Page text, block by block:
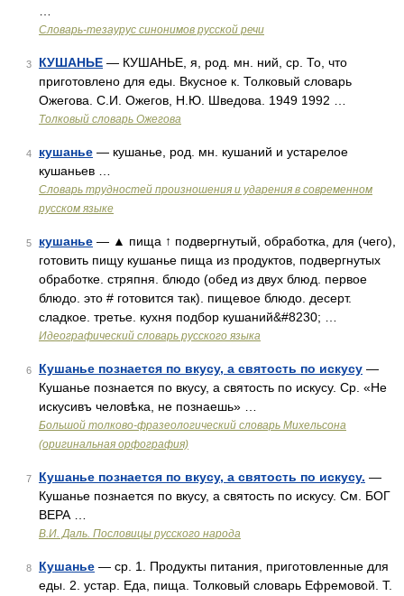
Словарь-тезаурус синонимов русской речи
3 КУШАНЬЕ — КУШАНЬЕ, я, род. мн. ний, ср. То, что
приготовлено для еды. Вкусное к. Толковый словарь
Ожегова. С.И. Ожегов, Н.Ю. Шведова. 1949 1992 …
Толковый словарь Ожегова
4 кушанье — кушанье, род. мн. кушаний и устарелое
кушаньев …
Словарь трудностей произношения и ударения в современном
русском языке
5 кушанье — ▲ пища ↑ подвергнутый, обработка, для (чего),
готовить пищу кушанье пища из продуктов, подвергнутых
обработке. стряпня. блюдо (обед из двух блюд. первое
блюдо. это # готовится так). пищевое блюдо. десерт.
сладкое. третье. кухня подбор кушаний&#8230; …
Идеографический словарь русского языка
6 Кушанье познается по вкусу, а святость по искусу —
Кушанье познается по вкусу, а святость по искусу. Ср. «Не
искусивъ человѣка, не познаешь» …
Большой толково-фразеологический словарь Михельсона
(оригинальная орфография)
7 Кушанье познается по вкусу, а святость по искусу. —
Кушанье познается по вкусу, а святость по искусу. См. БОГ
ВЕРА …
В.И. Даль. Пословицы русского народа
8 Кушанье — ср. 1. Продукты питания, приготовленные для
еды. 2. устар. Еда, пища. Толковый словарь Ефремовой. Т.